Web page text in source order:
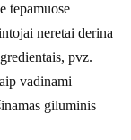
tepamuose
neretai derina
pvz.
vadinami
giluminis